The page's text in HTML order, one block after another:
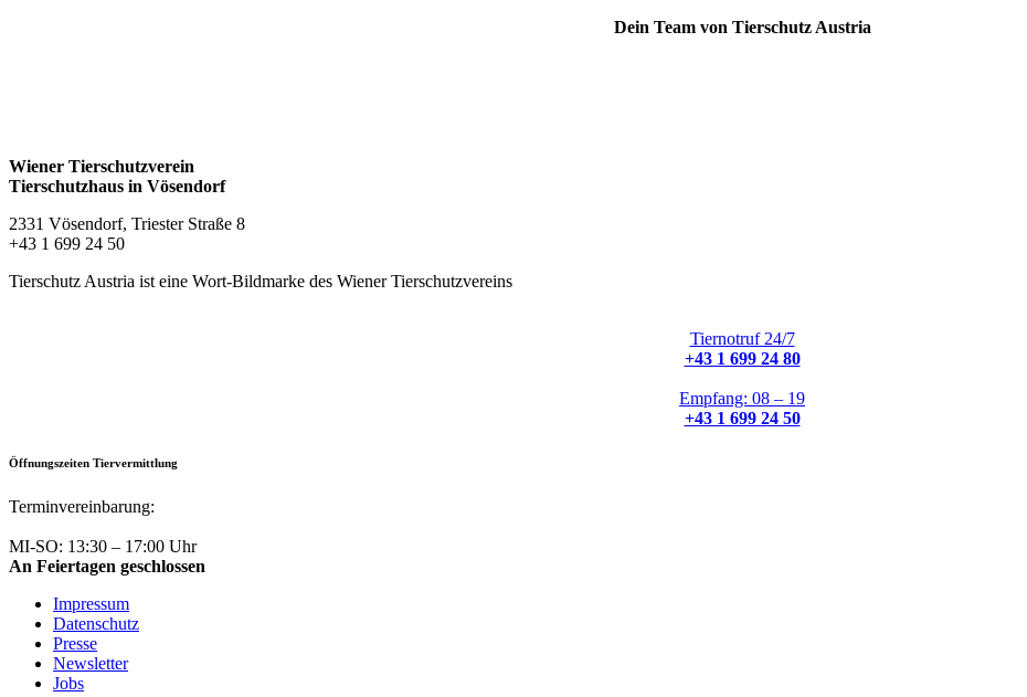
Dein Team von Tierschutz Austria
Wiener Tierschutzverein
Tierschutzhaus in Vösendorf
2331 Vösendorf, Triester Straße 8
+43 1 699 24 50
Tierschutz Austria ist eine Wort-Bildmarke des Wiener Tierschutzvereins
Tiernotruf 24/7
+43 1 699 24 80
Empfang: 08 – 19
+43 1 699 24 50
Öffnungszeiten Tiervermittlung
Terminvereinbarung:
MI-SO: 13:30 – 17:00 Uhr
An Feiertagen geschlossen
Impressum
Datenschutz
Presse
Newsletter
Jobs